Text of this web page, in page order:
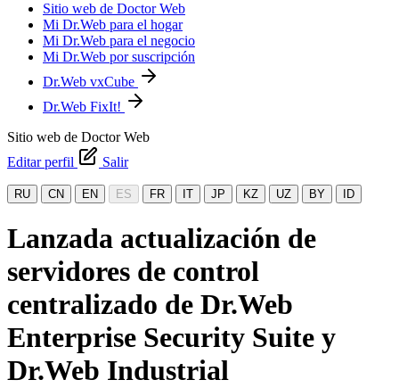
Sitio web de Doctor Web
Mi Dr.Web para el hogar
Mi Dr.Web para el negocio
Mi Dr.Web por suscripción
Dr.Web vxCube
Dr.Web FixIt!
Sitio web de Doctor Web
Editar perfil
Salir
RU CN EN ES FR IT JP KZ UZ BY ID
Lanzada actualización de
servidores de control
centralizado de Dr.Web
Enterprise Security Suite y
Dr.Web Industrial